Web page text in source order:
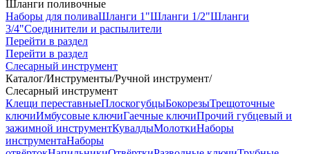
Шланги поливочные
Наборы для поливаШланги 1"Шланги 1/2"Шланги
3/4"Соединители и распылители
Перейти в раздел
Перейти в раздел
Слесарный инструмент
Каталог/Инструменты/Ручной инструмент/
Слесарный инструмент
Клещи переставныеПлоскогубцыБокорезыТрещоточные
ключиИмбусовые ключиГаечные ключиПрочий губцевый и
зажимной инструментКувалдыМолоткиНаборы
инструментаНаборы